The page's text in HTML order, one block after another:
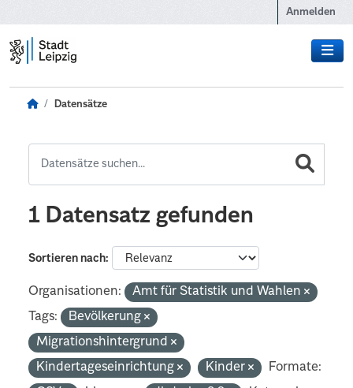
Anmelden
Datensätze
1 Datensatz gefunden
Sortieren nach
Organisationen:
Amt für Statistik und Wahlen
Tags:
Bevölkerung
Migrationshintergrund
Kindertageseinrichtung
Kinder
Formate: